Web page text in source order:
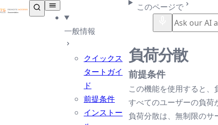
TSplus ドキュメンテーション ®
一般情報
クイックス
タートガイ
ド
前提条件
インストー
このページで
負荷分散
前提条件
この機能を使用すると
すべてのユーザーの負荷
負荷分散は、無制限の